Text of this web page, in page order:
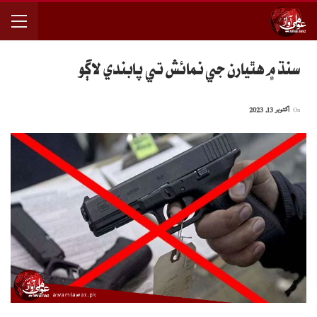
سنڌ ۾ هٿيارن جي نمائش تي پابندي لاڳو
اکتوبر 13, 2023